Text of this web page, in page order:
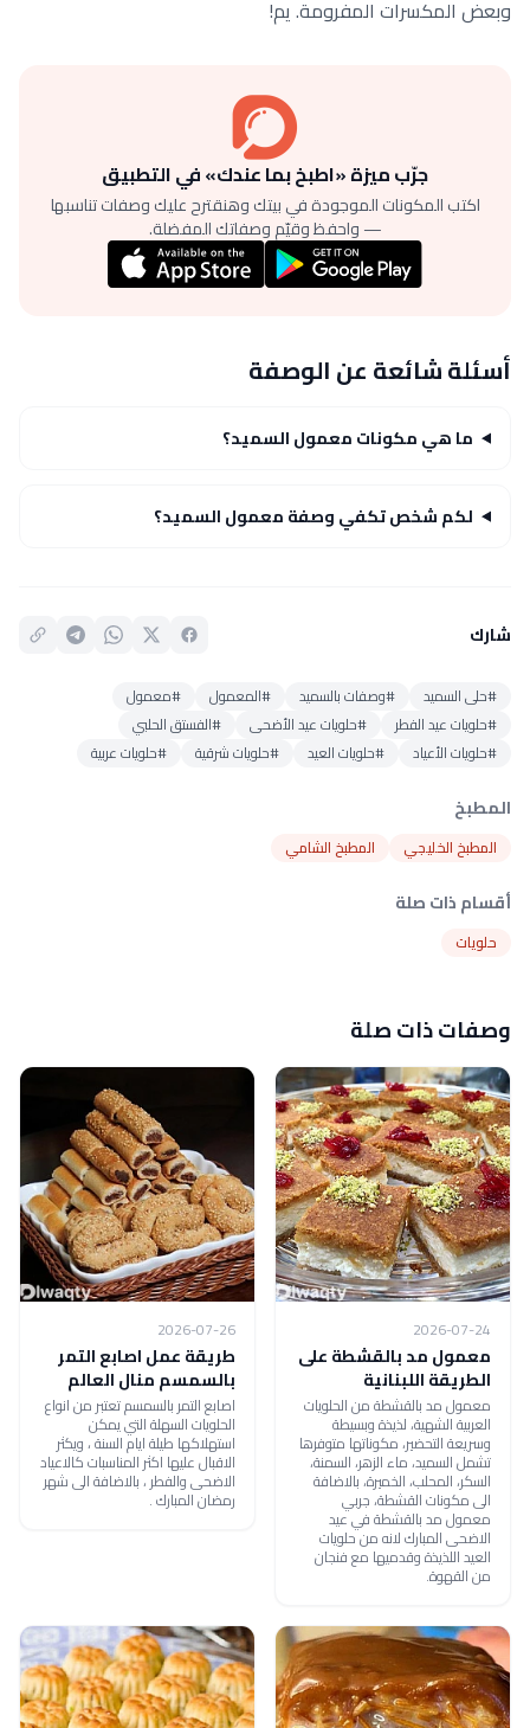
وبعض المكسرات المفرومة. يم!
جرّب ميزة «اطبخ بما عندك» في التطبيق
اكتب المكونات الموجودة في بيتك وهنقترح عليك وصفات تناسبها
— واحفظ وقيّم وصفاتك المفضلة.
أسئلة شائعة عن الوصفة
ما هي مكونات معمول السميد؟
لكم شخص تكفي وصفة معمول السميد؟
شارك
#حلى السميد #وصفات بالسميد #المعمول
#معمول
#حلويات عيد الفطر
#حلويات عيد الأضحى
#الفستق الحلبي
#حلويات الأعياد
#حلويات العيد #حلويات شرقية #حلويات عربية
المطبخ
المطبخ الخليجي المطبخ الشامي
أقسام ذات صلة
حلويات
وصفات ذات صلة
2026-07-24
معمول مد بالقشطة على
الطريقة اللبنانية
معمول مد بالقشطة من الحلويات
العربية الشهية، لذيذة وبسيطة
وسريعة التحضير، مكوناتها متوفرها
تشمل السميد، ماء الزهر، السمنة،
السكر، المحلب، الخميرة، بالاضافة
الى مكونات القشطة، جربي
معمول مد بالقشطة في عيد
الاضحى المبارك لانه من حلويات
العيد اللذيذة وقدميها مع فنجان
من القهوة.
2026-07-26
طريقة عمل اصابع التمر
بالسمسم منال العالم
اصابع التمر بالسمسم تعتبر من انواع
الحلويات السهلة التي يمكن
استهلاكها طيلة ايام السنة ، ويكثر
الاقبال عليها اكثر المناسبات كالاعياد
الاضحى والفطر ، بالاضافة الى شهر
رمضان المبارك .